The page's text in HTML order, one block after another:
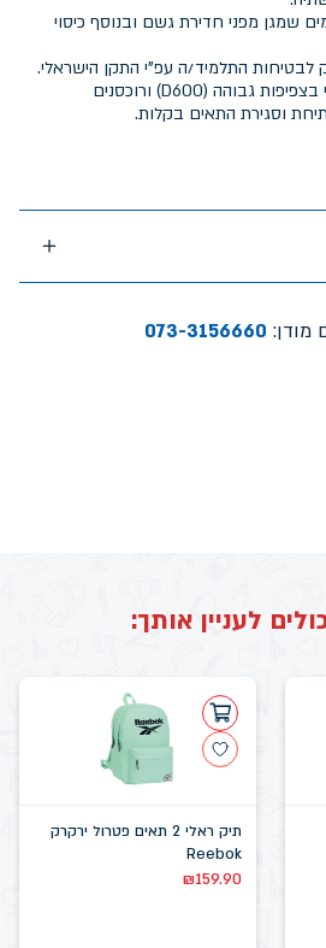
שמגן מפני חדירת גשם ובנוסף כיסוי
לבטיחות התלמיד/ה עפ"י התקן הישראלי.
התיק מיוצר מבד איכותי בצפיפות גבוהה (D600) ורוכסנים
וסגירת התאים בקלות.
מודן: 073-3156660
לעניין אותך:
תיק ראלי 2 תאים פטרול ירקרק
Reebok
₪159.90